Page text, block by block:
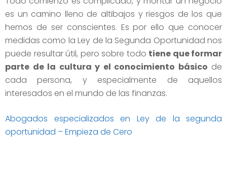
es un camino lleno de altibajos y riesgos de los que
hemos de ser conscientes. Es por ello que conocer
medidas como la Ley de la Segunda Oportunidad nos
puede resultar útil, pero sobre todo tiene que formar
parte de la cultura y el conocimiento básico de
cada persona, y especialmente de aquellos
interesados en el mundo de las finanzas.
Abogados especializados en Ley de la segunda
oportunidad – Empieza de Cero